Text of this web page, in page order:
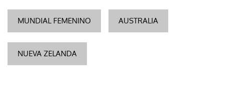
MUNDIAL FEMENINO AUSTRALIA
NUEVA ZELANDA